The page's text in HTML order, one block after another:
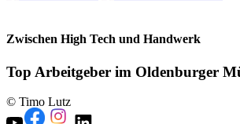
Zwischen High Tech und Handwerk
Top Arbeitgeber im Oldenburger
© Timo Lutz